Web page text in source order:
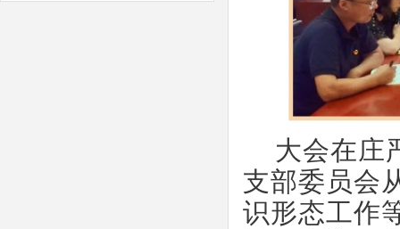
大会在庄
支部委员会
识形态工作